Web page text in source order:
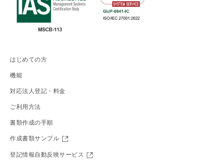
はじめての方
機能
対応法人登記・料金
ご利用方法
書類作成の手順
作成書類サンプル
登記情報自動反映サービス